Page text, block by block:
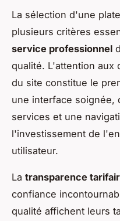
La sélection d'une
plusieurs critères
service professionnel
qualité. L'attention aux
du site constitue le
une interface soignée,
services et une
l'investissement de
utilisateur.
La transparence
confiance
qualité affichent leurs